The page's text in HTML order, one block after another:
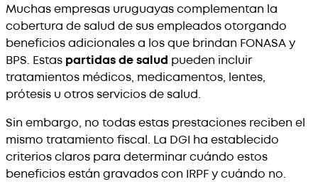
Muchas empresas uruguayas complementan la
cobertura de salud de sus empleados otorgando
beneficios adicionales a los que brindan FONASA y
BPS. Estas partidas de salud pueden incluir
tratamientos médicos, medicamentos, lentes,
prótesis u otros servicios de salud.
Sin embargo, no todas estas prestaciones reciben el
mismo tratamiento fiscal. La DGI ha establecido
criterios claros para determinar cuándo estos
beneficios están gravados con IRPF y cuándo no.